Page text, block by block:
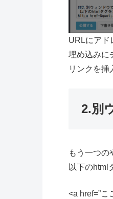
URLにアド
埋め込みに
リンクを挿
2.別
もう一つの
以下のhtml
<a href=”こ